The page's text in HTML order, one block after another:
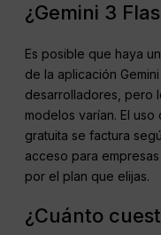
¿Gemini 3
Es posible que haya
de la aplicación
desarrolladores, pero
modelos varían. El
gratuita se factura
acceso para
por el plan que elijas.
¿Cuánto